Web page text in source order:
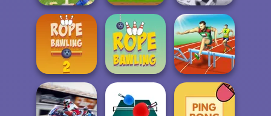
Archery Master Tennis Masters Football Run